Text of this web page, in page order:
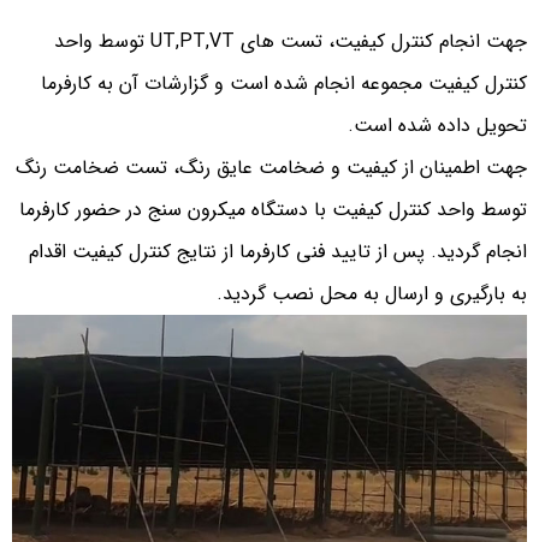
جهت انجام کنترل کیفیت، تست های UT,PT,VT توسط واحد
کنترل کیفیت مجموعه انجام شده است و گزارشات آن به کارفرما
تحویل داده شده است.
جهت اطمینان از کیفیت و ضخامت عایق رنگ، تست ضخامت رنگ
توسط واحد کنترل کیفیت با دستگاه میکرون سنج در حضور کارفرما
انجام گردید. پس از تایید فنی کارفرما از نتایج کنترل کیفیت اقدام
به بارگیری و ارسال به محل نصب گردید.